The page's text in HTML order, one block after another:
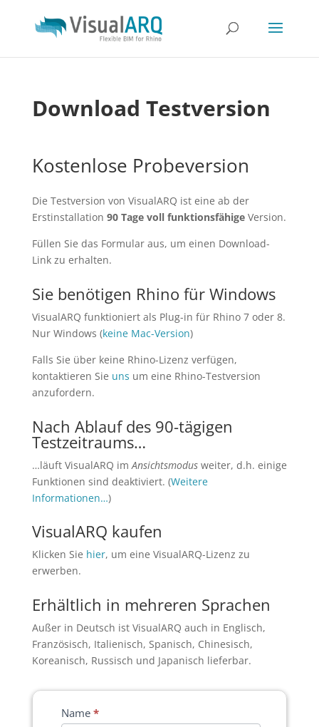
Download Testversion
Kostenlose Probeversion
Die Testversion von VisualARQ ist eine ab der
Erstinstallation 90 Tage voll funktionsfähigeVersion.
Füllen Sie das Formular aus, um einen Download-
Link zu erhalten.
Sie benötigen Rhino für Windows
VisualARQ funktioniert als Plug-in für Rhino 7 oder 8.
Nur Windows (keine Mac-Version)
Falls Sie über keine Rhino-Lizenz verfügen,
kontaktieren Sie uns um eine Rhino-Testversion
anzufordern.
Nach Ablauf des 90-tägigen
Testzeitraums…
…läuft VisualARQ im Ansichtsmodusweiter, d.h. einige
Funktionen sind deaktiviert. (Weitere
Informationen…)
VisualARQ kaufen
Klicken Sie hier, um eine VisualARQ-Lizenz zu
erwerben.
Erhältlich in mehreren Sprachen
Außer in Deutsch ist VisualARQ auch in Englisch,
Französisch, Italienisch, Spanisch, Chinesisch,
Koreanisch, Russisch und Japanisch lieferbar.
Name *